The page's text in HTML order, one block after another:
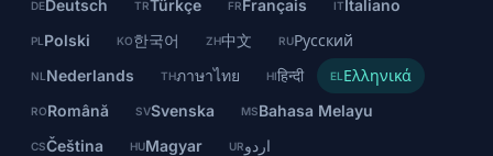
DEDeutsch TRTürkçe FRFrançais ITItaliano
PL Polski KO한국어 ZH中文 RUРусский
NL Nederlands THภาษาไทย HIहिन्दी EL Ελληνικά
RORomână SVSvenska MSBahasa Melayu
CSČeština HUMagyar URاردو